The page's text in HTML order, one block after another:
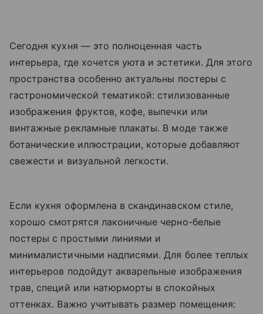
Сегодня кухня — это полноценная часть
интерьера, где хочется уюта и эстетики. Для этого
пространства особенно актуальны постеры с
гастрономической тематикой: стилизованные
изображения фруктов, кофе, выпечки или
винтажные рекламные плакаты. В моде также
ботанические иллюстрации, которые добавляют
свежести и визуальной легкости.
Если кухня оформлена в скандинавском стиле,
хорошо смотрятся лаконичные черно-белые
постеры с простыми линиями и
минималистичными надписями. Для более теплых
интерьеров подойдут акварельные изображения
трав, специй или натюрморты в спокойных
оттенках. Важно учитывать размер помещения: